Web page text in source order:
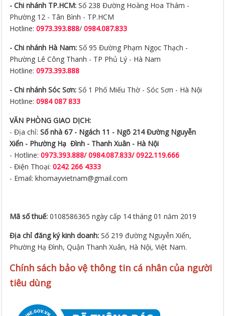
- Chi nhánh TP.HCM: Số 238 Đường Hoàng Hoa Thám -
Phường 12 - Tân Bình - TP.HCM
Hotline:0973.393.888/0984.087.833
- Chi nhánh Hà Nam: Số 95 Đường Phạm Ngọc Thạch -
Phường Lê Công Thanh - TP Phủ Lý - Hà Nam
Hotline:0973.393.888
- Chi nhánh Sóc Sơn: Số 1 Phố Miếu Thờ - Sóc Sơn - Hà Nội
Hotline:0984 087 833
VĂN PHÒNG GIAO DỊCH:
- Địa chỉ:Số nhà 67 - Ngách 11 - Ngõ 214 Đường Nguyễn
Xiển - Phường Hạ Đình - Thanh Xuân - Hà Nội
- Hotline:0973.393.888/ 0984.087.833/ 0922.119.666
- Điện Thoại:0242 266 4333
- Email: khomayvietnam@gmail.com
Mã số thuế:0108586365 ngày cấp 14 tháng 01 năm 2019
Địa chỉ đăng ký kinh doanh:Số 219 đường Nguyễn Xiển,
Phường Hạ Đình, Quận Thanh Xuân, Hà Nội, Việt Nam.
Chính sách bảo vệ thông tin cá nhân của người
tiêu dùng